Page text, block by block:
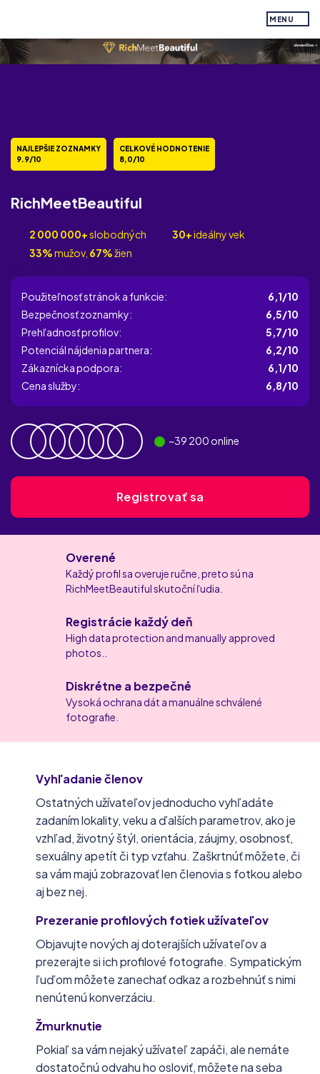
MENU
NAJLEPŠIE ZOZNAMKY
9.9/10
CELKOVÉ HODNOTENIE
8,0/10
RichMeetBeautiful
2 000 000+slobodných 30+ideálny vek
33%mužov, 67%žien
Použiteľnosť stránok a funkcie:
6,1/10
Bezpečnosť zoznamky:
6,5/10
Prehľadnosť profilov:
5,7/10
Potenciál nájdenia partnera:
6,2/10
Zákaznícka podpora:
6,1/10
Cena služby:
6,8/10
~39 200 online
Registrovať sa
Overené
Každý profil sa overuje ručne, preto sú na
RichMeetBeautiful skutoční ľudia.
Registrácie každý deň
High data protection and manually approved
photos..
Diskrétne a bezpečné
Vysoká ochrana dát a manuálne schválené
fotografie.
Vyhľadanie členov
Ostatných užívateľov jednoducho vyhľadáte
zadaním lokality, veku a ďalších parametrov, ako je
vzhľad, životný štýl, orientácia, záujmy, osobnosť,
sexuálny apetít či typ vzťahu. Zaškrtnúť môžete, či
sa vám majú zobrazovať len členovia s fotkou alebo
aj bez nej.
Prezeranie profilových fotiek užívateľov
Objavujte nových aj doterajších užívateľov a
prezerajte si ich profilové fotografie. Sympatickým
ľuďom môžete zanechať odkaz a rozbehnúť s nimi
nenútenú konverzáciu.
Žmurknutie
Pokiaľ sa vám nejaký užívateľ zapáči, ale nemáte
dostatočnú odvahu ho osloviť, môžete na seba